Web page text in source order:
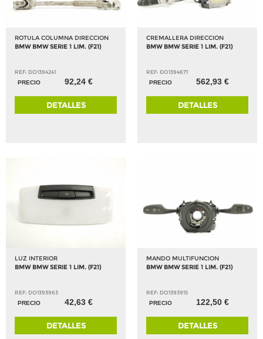
ROTULA COLUMNA DIRECCION
BMW BMW SERIE 1 LIM. (F21)
REF: DO1394241
PRECIO
92,24 €
DETALLES
CREMALLERA DIRECCION
BMW BMW SERIE 1 LIM. (F21)
REF: DO1394671
PRECIO
562,93 €
DETALLES
LUZ INTERIOR
BMW BMW SERIE 1 LIM. (F21)
REF: DO1393963
PRECIO
42,63 €
DETALLES
MANDO MULTIFUNCION
BMW BMW SERIE 1 LIM. (F21)
REF: DO1393915
PRECIO
122,50 €
DETALLES